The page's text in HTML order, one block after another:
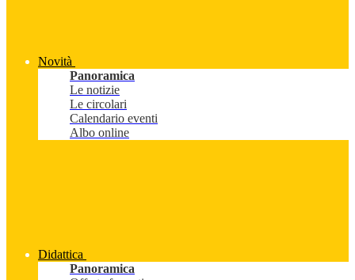
Novità
Panoramica
Le notizie
Le circolari
Calendario eventi
Albo online
Didattica
Panoramica